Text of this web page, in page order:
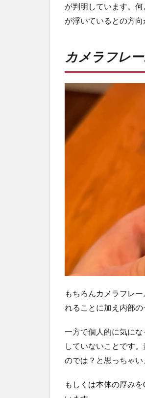
が判明しています。
が浮いているとの方
カメラフレ
もちろんカメラフレ
れることに加え内部
一方で個人的に気に
していないことです
のでは？と思っちゃい
もしくは本体の厚み